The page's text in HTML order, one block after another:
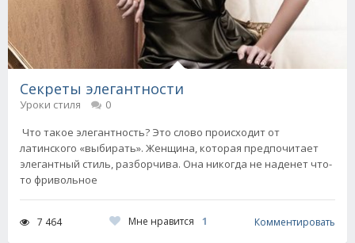
Секреты элегантности
Уроки стиля
0
Что такое элегантность? Это слово происходит от
латинского «выбирать». Женщина, которая предпочитает
элегантный стиль, разборчива. Она никогда не наденет что-
то фривольное
7 464 Мне нравится 1 Комментировать